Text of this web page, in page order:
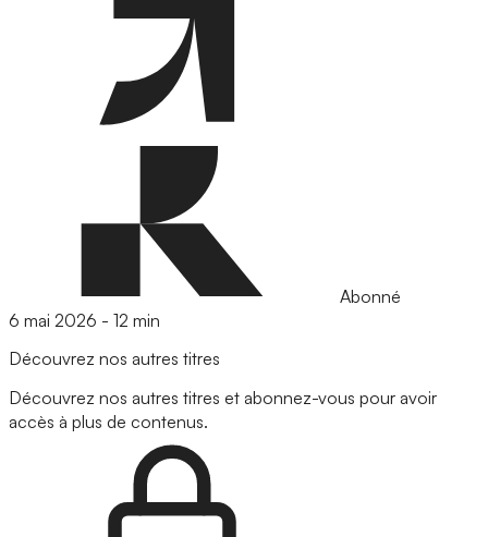
Abonné
6 mai 2026 - 12 min
Découvrez nos autres titres
Découvrez nos autres titres et abonnez-vous pour avoir
accès à plus de contenus.